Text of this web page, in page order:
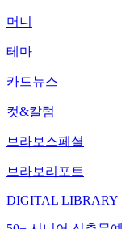
머니
테마
카드뉴스
컷&칼럼
브라보스페셜
브라보리포트
DIGITAL LIBRARY